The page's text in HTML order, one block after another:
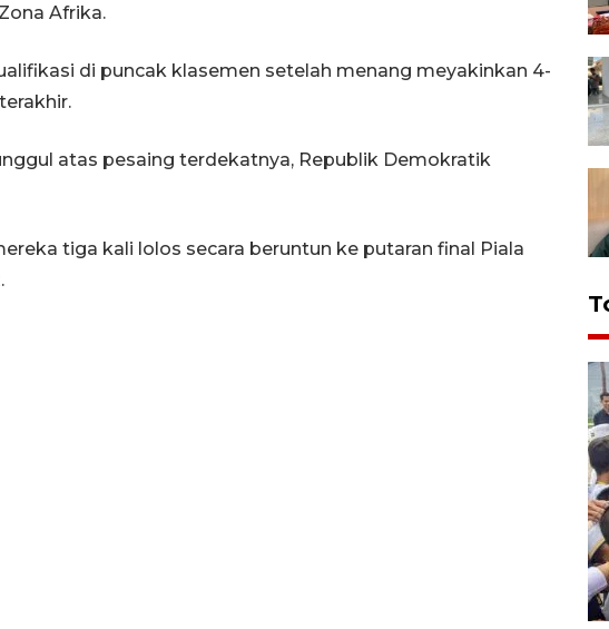
Afrika.
di puncak klasemen setelah menang meyakinkan 4-
atas pesaing terdekatnya, Republik Demokratik
tiga kali lolos secara beruntun ke putaran final Piala